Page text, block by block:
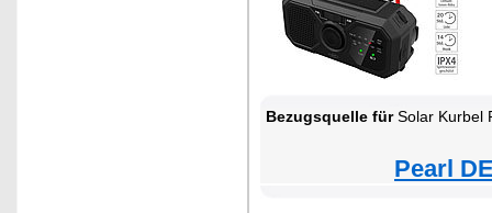
Bezugsquelle fürSolar Kurbel
Pearl